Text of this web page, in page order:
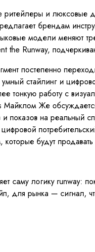
и
брендам
модели меняют
the Runway,
постепенно
стайлинг и
тонкую работу с
Же
показов на
будут
саму логику runway:
рынка — сигнал,